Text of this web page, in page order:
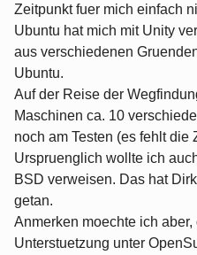
Zeitpunkt fuer mich einfach
Ubuntu hat mich mit Unity
aus verschiedenen
Ubuntu.
Auf der Reise der
Maschinen ca. 10
noch am Testen (es fehlt die
Urspruenglich wollte ich
BSD verweisen. Das hat
getan.
Anmerken moechte ich
Unterstuetzung unter